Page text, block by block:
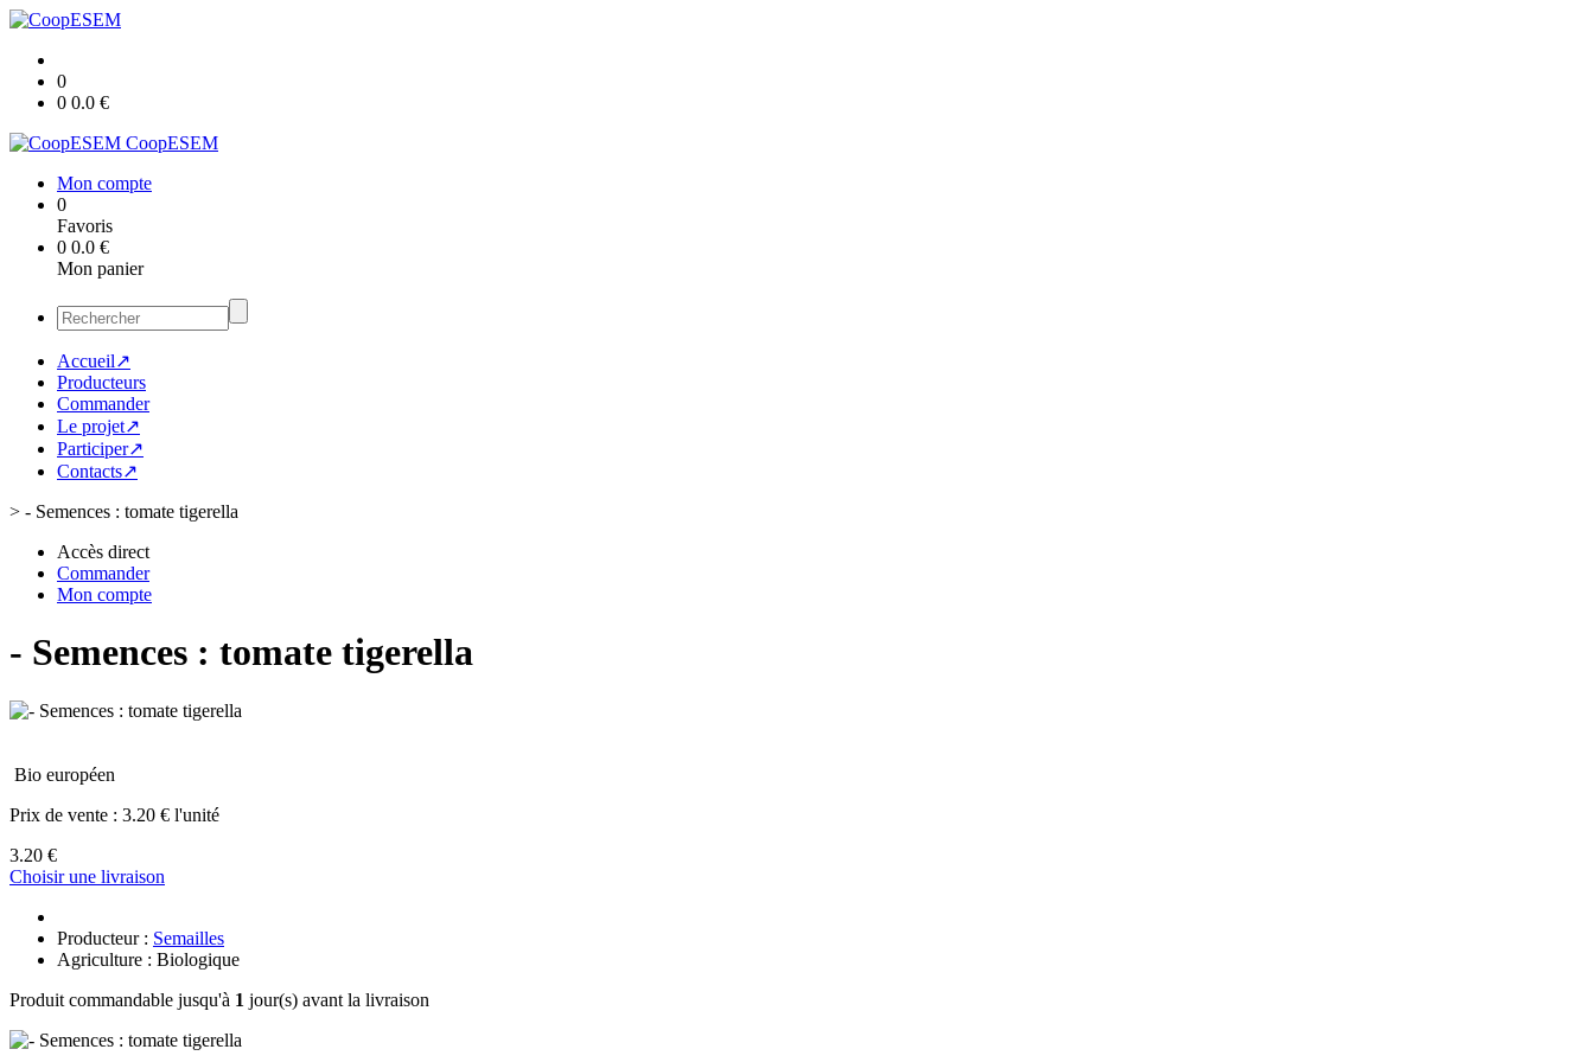
0
0 0.0 €
CoopESEM
Mon compte
0
Favoris
0 0.0 €
Mon panier
Accueil↗
Producteurs
Commander
Le projet↗
Participer↗
Contacts↗
> - Semences : tomate tigerella
Accès direct
Commander
Mon compte
- Semences : tomate tigerella
Bio européen
Prix de vente : 3.20 € l'unité
3.20 €
Choisir une livraison
Producteur : Semailles
Agriculture : Biologique
Produit commandable jusqu'à 1 jour(s) avant la livraison